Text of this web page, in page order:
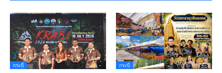
กระบี่ กระบี่